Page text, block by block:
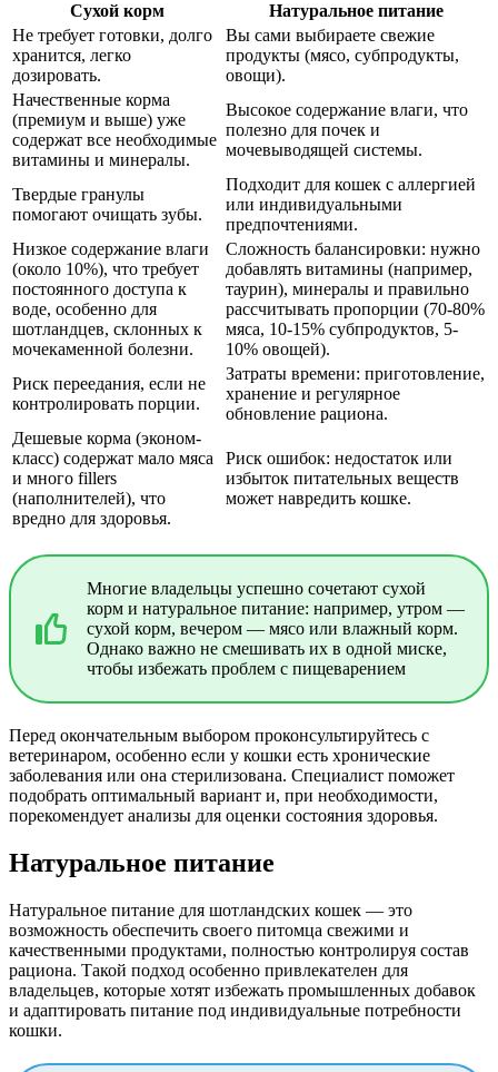
Сухой корм
Натуральное питание
Не требует готовки, долго
хранится, легко
дозировать.
Вы сами выбираете свежие
продукты (мясо, субпродукты,
овощи).
Начественные корма
(премиум и выше) уже
содержат все необходимые
витамины и минералы.
Высокое содержание влаги, что
полезно для почек и
мочевыводящей системы.
Твердые гранулы
помогают очищать зубы.
Подходит для кошек с аллергией
или индивидуальными
предпочтениями.
Низкое содержание влаги
(около 10%), что требует
постоянного доступа к
воде, особенно для
шотландцев, склонных к
мочекаменной болезни.
Сложность балансировки: нужно
добавлять витамины (например,
таурин), минералы и правильно
рассчитывать пропорции (70-80%
мяса, 10-15% субпродуктов, 5-
10% овощей).
Риск переедания, если не
контролировать порции.
Затраты времени: приготовление,
хранение и регулярное
обновление рациона.
Дешевые корма (эконом-
класс) содержат мало мяса
и много fillers
(наполнителей), что
вредно для здоровья.
Риск ошибок: недостаток или
избыток питательных веществ
может навредить кошке.
Многие владельцы успешно сочетают сухой
корм и натуральное питание: например, утром —
сухой корм, вечером — мясо или влажный корм.
Однако важно не смешивать их в одной миске,
чтобы избежать проблем с пищеварением
Перед окончательным выбором проконсультируйтесь с
ветеринаром, особенно если у кошки есть хронические
заболевания или она стерилизована. Специалист поможет
подобрать оптимальный вариант и, при необходимости,
порекомендует анализы для оценки состояния здоровья.
Натуральное питание
Натуральное питание для шотландских кошек — это
возможность обеспечить своего питомца свежими и
качественными продуктами, полностью контролируя состав
рациона. Такой подход особенно привлекателен для
владельцев, которые хотят избежать промышленных добавок
и адаптировать питание под индивидуальные потребности
кошки.